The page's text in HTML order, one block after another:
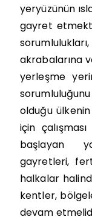
yeryüzünün
gayret
akrabalarına
yerleşme
olduğu
için
başlayan
gayretleri,
halkalar
kentler,
devam